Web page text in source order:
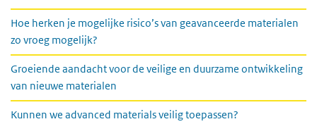
Hoe herken je mogelijke risico’s van geavanceerde materialen
zo vroeg mogelijk?
Groeiende aandacht voor de veilige en duurzame ontwikkeling
van nieuwe materialen
Kunnen we advanced materials veilig toepassen?